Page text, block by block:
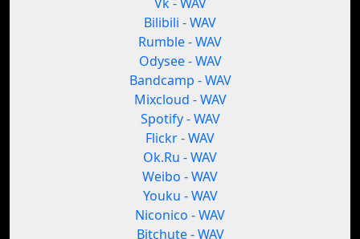
Bilibili - WAV
Rumble - WAV
Odysee - WAV
Bandcamp - WAV
Mixcloud - WAV
Spotify - WAV
Flickr - WAV
Ok.Ru - WAV
Weibo - WAV
Youku - WAV
Niconico - WAV
Bitchute - WAV